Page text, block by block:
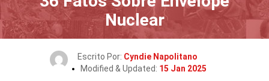
Nuclear
Escrito Por: Cyndie Napolitano
Modified & Updated: 15 Jan 2025